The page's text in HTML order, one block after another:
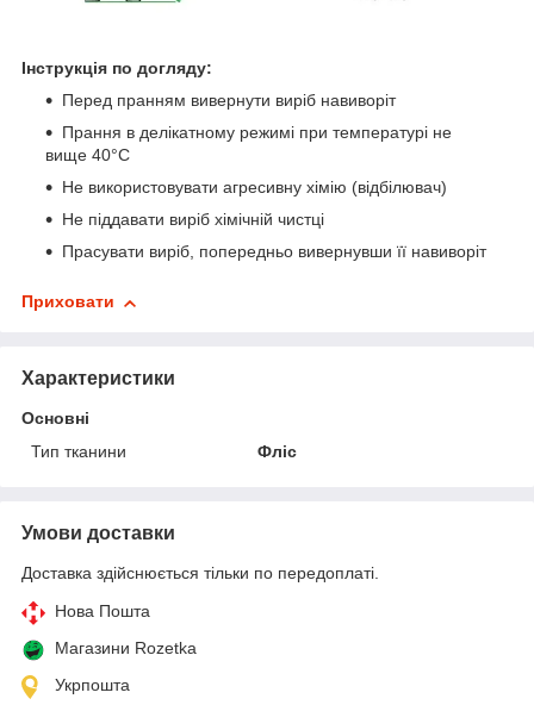
Інструкція по догляду:
Перед пранням вивернути виріб навиворіт
Прання в делікатному режимі при температурі не
вище 40°С
Не використовувати агресивну хімію (відбілювач)
Не піддавати виріб хімічній чистці
Прасувати виріб, попередньо вивернувши її навиворіт
Приховати
Характеристики
Основні
Тип тканини
Фліс
Умови доставки
Доставка здійснюється тільки по передоплаті.
Нова Пошта
Магазини Rozetka
Укрпошта